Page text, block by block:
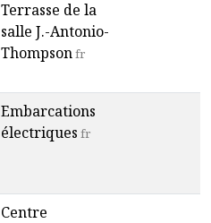
Terrasse de la
salle J.-Antonio-
Thompsonfr
Embarcations
électriques fr
Centre